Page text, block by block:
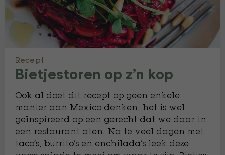
Recept
Bietjestoren op z’n kop
Ook al doet dit recept op geen enkele
manier aan Mexico denken, het is wel
geïnspireerd op een gerecht dat we daar in
een restaurant aten. Na te veel dagen met
taco’s, burrito’s en enchilada’s leek deze